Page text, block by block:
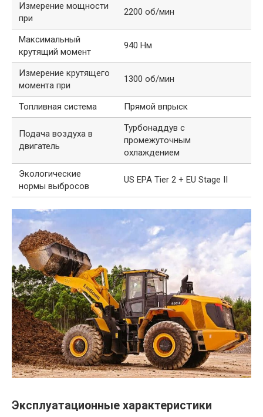
Измерение мощности
при
2200 об/мин
Максимальный
крутящий момент
940 Нм
Измерение крутящего
момента при
1300 об/мин
Топливная система Прямой впрыск
Подача воздуха в
двигатель
Турбонаддув с
промежуточным
охлаждением
Экологические
нормы выбросов
US EPA Tier 2 + EU Stage II
Эксплуатационные характеристики